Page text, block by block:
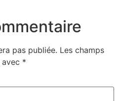
pas publiée. Les champs
*